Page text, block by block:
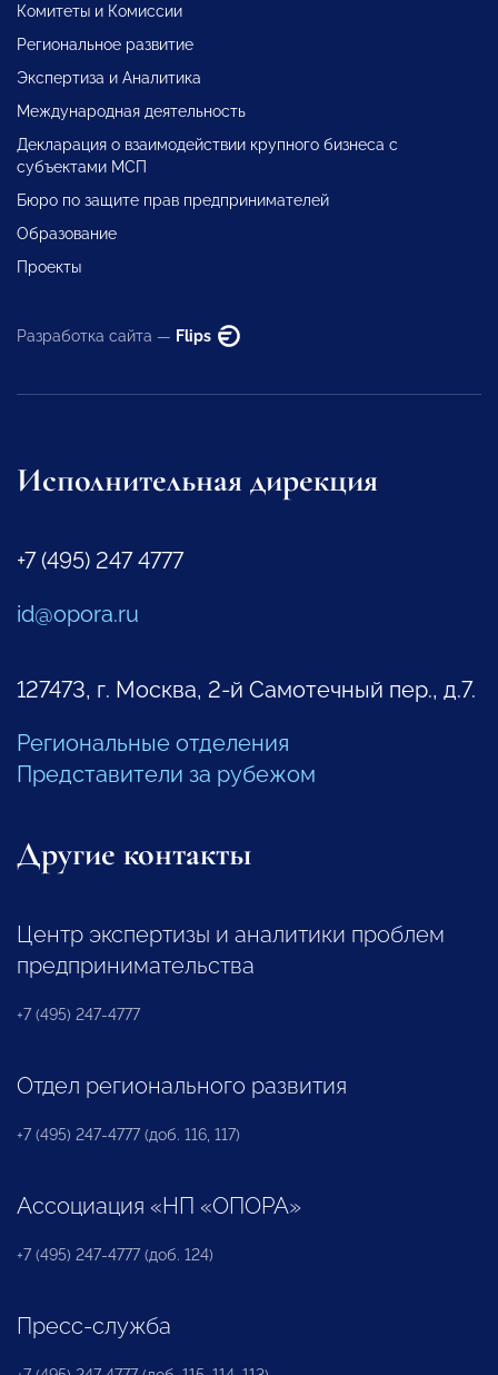
Комитеты и Комиссии
Региональное развитие
Экспертиза и Аналитика
Международная деятельность
Декларация о взаимодействии крупного бизнеса с
субъектами МСП
Бюро по защите прав предпринимателей
Образование
Проекты
Разработка сайта — Flips
Исполнительная дирекция
+7 (495) 247 4777
id@opora.ru
127473, г. Москва, 2-й Самотечный пер., д.7.
Региональные отделения
Представители за рубежом
Другие контакты
Центр экспертизы и аналитики проблем
предпринимательства
+7 (495) 247-4777
Отдел регионального развития
+7 (495) 247-4777 (доб. 116, 117)
Ассоциация «НП «ОПОРА»
+7 (495) 247-4777 (доб. 124)
Пресс-служба